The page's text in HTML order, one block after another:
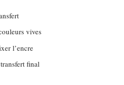
vives
l’encre
final